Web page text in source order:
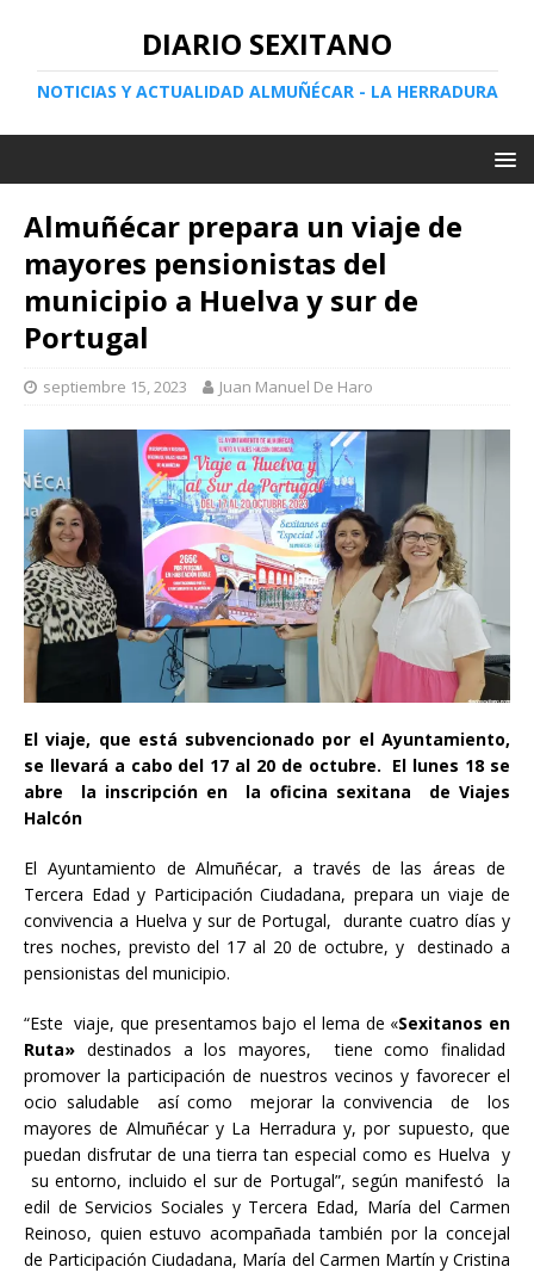
DIARIO SEXITANO
NOTICIAS Y ACTUALIDAD ALMUÑÉCAR - LA HERRADURA
Almuñécar prepara un viaje de
mayores pensionistas del
municipio a Huelva y sur de
Portugal
septiembre 15, 2023 Juan Manuel De Haro
El viaje, que está subvencionado por el Ayuntamiento,
se llevará a cabo del 17 al 20 de octubre. El lunes 18 se
abre la inscripción en la oficina sexitana de Viajes
Halcón
El Ayuntamiento de Almuñécar, a través de las áreas de
Tercera Edad y Participación Ciudadana, prepara un viaje de
convivencia a Huelva y sur de Portugal, durante cuatro días y
tres noches, previsto del 17 al 20 de octubre, y destinado a
pensionistas del municipio.
“Este viaje, que presentamos bajo el lema de «Sexitanos en
Ruta» destinados a los mayores, tiene como finalidad
promover la participación de nuestros vecinos y favorecer el
ocio saludable así como mejorar la convivencia de los
mayores de Almuñécar y La Herradura y, por supuesto, que
puedan disfrutar de una tierra tan especial como es Huelva y
su entorno, incluido el sur de Portugal”, según manifestó la
edil de Servicios Sociales y Tercera Edad, María del Carmen
Reinoso, quien estuvo acompañada también por la concejal
de Participación Ciudadana, María del Carmen Martín y Cristina